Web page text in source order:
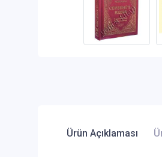
Ürün Açıklaması